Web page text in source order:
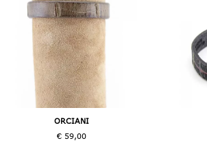
ORCIANI
€ 59,00